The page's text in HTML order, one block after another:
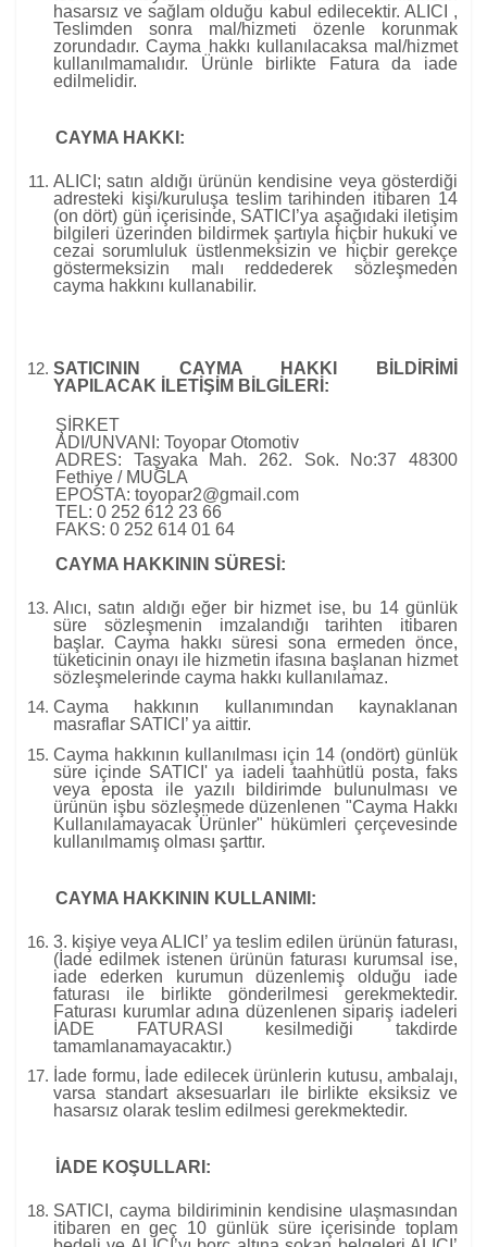
hasarsız ve sağlam olduğu kabul edilecektir. ALICI ,
Teslimden sonra mal/hizmeti özenle korunmak
zorundadır. Cayma hakkı kullanılacaksa mal/hizmet
kullanılmamalıdır. Ürünle birlikte Fatura da iade
edilmelidir.
CAYMA HAKKI:
ALICI; satın aldığı ürünün kendisine veya gösterdiği
adresteki kişi/kuruluşa teslim tarihinden itibaren 14
(on dört) gün içerisinde, SATICI’ya aşağıdaki iletişim
bilgileri üzerinden bildirmek şartıyla hiçbir hukuki ve
cezai sorumluluk üstlenmeksizin ve hiçbir gerekçe
göstermeksizin malı reddederek sözleşmeden
cayma hakkını kullanabilir.
SATICININ CAYMA HAKKI BİLDİRİMİ
YAPILACAK İLETİŞİM BİLGİLERİ:
ŞİRKET
ADI/UNVANI: Toyopar Otomotiv
ADRES: Taşyaka Mah. 262. Sok. No:37 48300
Fethiye / MUĞLA
EPOSTA: toyopar2@gmail.com
TEL: 0 252 612 23 66
FAKS: 0 252 614 01 64
CAYMA HAKKININ SÜRESİ:
Alıcı, satın aldığı eğer bir hizmet ise, bu 14 günlük
süre sözleşmenin imzalandığı tarihten itibaren
başlar. Cayma hakkı süresi sona ermeden önce,
tüketicinin onayı ile hizmetin ifasına başlanan hizmet
sözleşmelerinde cayma hakkı kullanılamaz.
Cayma hakkının kullanımından kaynaklanan
masraflar SATICI’ ya aittir.
Cayma hakkının kullanılması için 14 (ondört) günlük
süre içinde SATICI' ya iadeli taahhütlü posta, faks
veya eposta ile yazılı bildirimde bulunulması ve
ürünün işbu sözleşmede düzenlenen "Cayma Hakkı
Kullanılamayacak Ürünler" hükümleri çerçevesinde
kullanılmamış olması şarttır.
CAYMA HAKKININ KULLANIMI:
3. kişiye veya ALICI’ ya teslim edilen ürünün faturası,
(İade edilmek istenen ürünün faturası kurumsal ise,
iade ederken kurumun düzenlemiş olduğu iade
faturası ile birlikte gönderilmesi gerekmektedir.
Faturası kurumlar adına düzenlenen sipariş iadeleri
İADE FATURASI kesilmediği takdirde
tamamlanamayacaktır.)
İade formu, İade edilecek ürünlerin kutusu, ambalajı,
varsa standart aksesuarları ile birlikte eksiksiz ve
hasarsız olarak teslim edilmesi gerekmektedir.
İADE KOŞULLARI:
SATICI, cayma bildiriminin kendisine ulaşmasından
itibaren en geç 10 günlük süre içerisinde toplam